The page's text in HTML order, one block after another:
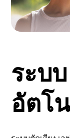
ระบ
อัตโ